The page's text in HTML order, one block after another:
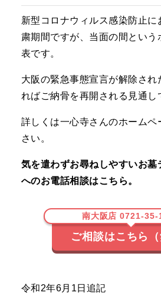
新型コロナウィルス感染防止に
粛期間ですが、当面の間という
表です。
大阪の緊急事態宣言が解除され
ればご納骨を再開される見通し
詳しくは一心寺さんのホームペ
さい。
気を遣わずお尋ねしやすいお墓
へのお電話相談はこちら。
南大阪店 0721-35-
ご相談はこちら（
令和2年6月1日追記